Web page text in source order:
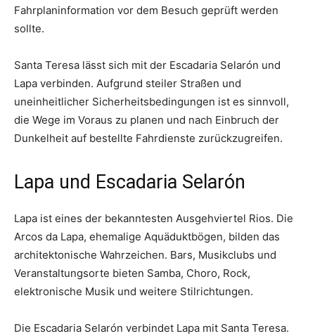
Fahrplaninformation vor dem Besuch geprüft werden
sollte.
Santa Teresa lässt sich mit der Escadaria Selarón und
Lapa verbinden. Aufgrund steiler Straßen und
uneinheitlicher Sicherheitsbedingungen ist es sinnvoll,
die Wege im Voraus zu planen und nach Einbruch der
Dunkelheit auf bestellte Fahrdienste zurückzugreifen.
Lapa und Escadaria Selarón
Lapa ist eines der bekanntesten Ausgehviertel Rios. Die
Arcos da Lapa, ehemalige Aquäduktbögen, bilden das
architektonische Wahrzeichen. Bars, Musikclubs und
Veranstaltungsorte bieten Samba, Choro, Rock,
elektronische Musik und weitere Stilrichtungen.
Die Escadaria Selarón verbindet Lapa mit Santa Teresa.